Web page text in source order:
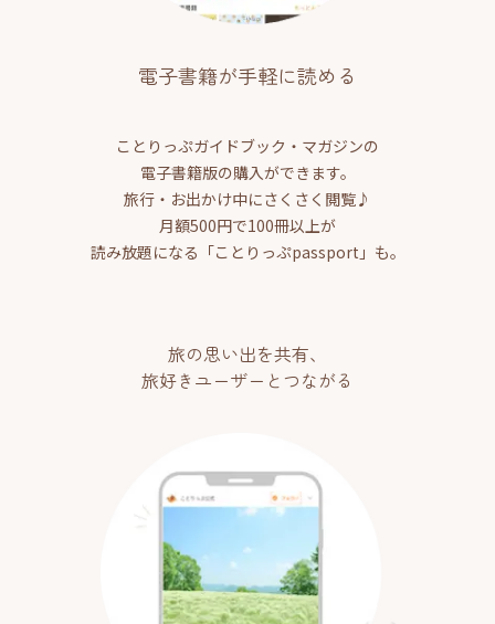
電子書籍が手軽に読める
ことりっぷガイドブック・マガジンの
電子書籍版の購入ができます。
旅行・お出かけ中にさくさく閲覧♪
月額500円で100冊以上が
読み放題になる「ことりっぷpassport」も。
旅の思い出を共有、
旅好きユーザーとつながる